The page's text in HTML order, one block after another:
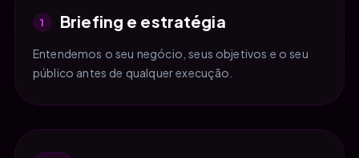
1 Briefing e estratégia
Entendemos o seu negócio, seus objetivos e o seu
público antes de qualquer execução.